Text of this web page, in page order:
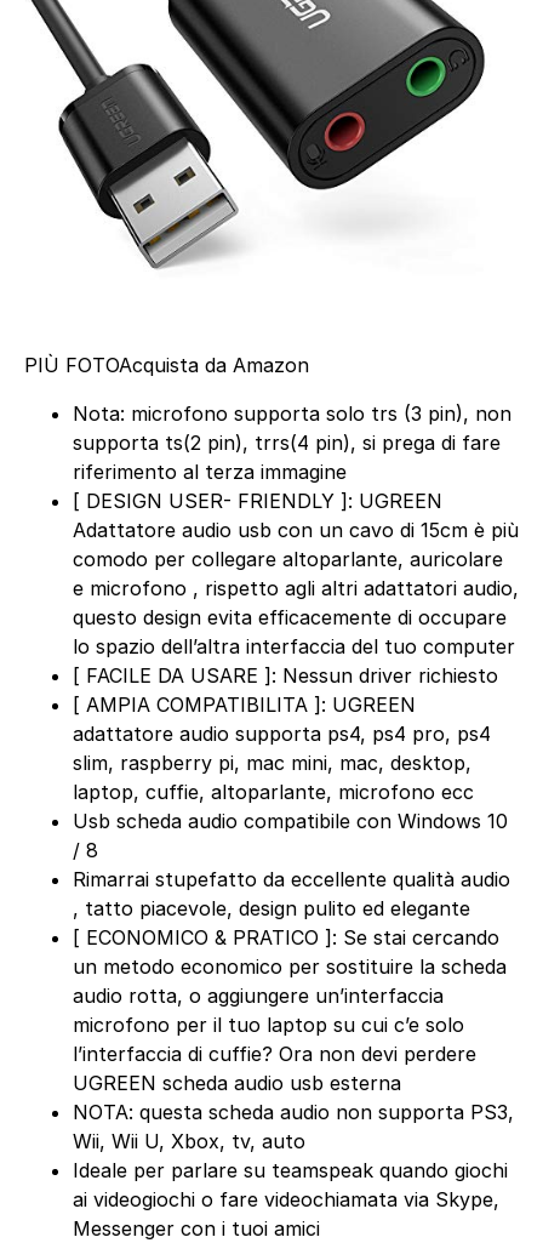
PIÙ FOTOAcquista da Amazon
Nota: microfono supporta solo trs (3 pin), non
supporta ts(2 pin), trrs(4 pin), si prega di fare
riferimento al terza immagine
[ DESIGN USER- FRIENDLY ]: UGREEN
Adattatore audio usb con un cavo di 15cm è più
comodo per collegare altoparlante, auricolare
e microfono , rispetto agli altri adattatori audio,
questo design evita efficacemente di occupare
lo spazio dell’altra interfaccia del tuo computer
[ FACILE DA USARE ]: Nessun driver richiesto
[ AMPIA COMPATIBILITA ]: UGREEN
adattatore audio supporta ps4, ps4 pro, ps4
slim, raspberry pi, mac mini, mac, desktop,
laptop, cuffie, altoparlante, microfono ecc
Usb scheda audio compatibile con Windows 10
/ 8
Rimarrai stupefatto da eccellente qualità audio
, tatto piacevole, design pulito ed elegante
[ ECONOMICO & PRATICO ]: Se stai cercando
un metodo economico per sostituire la scheda
audio rotta, o aggiungere un’interfaccia
microfono per il tuo laptop su cui c’e solo
l’interfaccia di cuffie? Ora non devi perdere
UGREEN scheda audio usb esterna
NOTA: questa scheda audio non supporta PS3,
Wii, Wii U, Xbox, tv, auto
Ideale per parlare su teamspeak quando giochi
ai videogiochi o fare videochiamata via Skype,
Messenger con i tuoi amici